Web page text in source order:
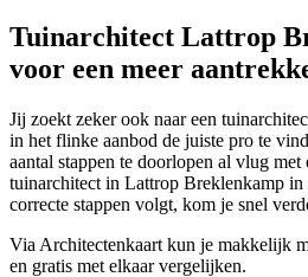
Tuinarchitect Lattrop
voor een meer
Jij zoekt zeker ook naar een
in het flinke aanbod de juiste pro te
aantal stappen te doorlopen al vlug met
tuinarchitect in Lattrop Breklenkamp
correcte stappen volgt, kom je snel
Via Architectenkaart kun je makkelijk
en gratis met elkaar vergelijken.